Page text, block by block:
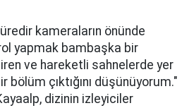
kameraların önünde
yapmak bambaşka bir
ve hareketli sahnelerde yer
bölüm çıktığını düşünüyorum."
dizinin izleyiciler